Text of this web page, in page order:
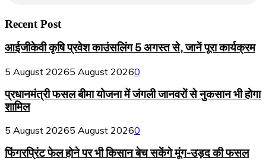
Recent Post
आईजीकेवी कृषि प्रवेश काउंसलिंग 5 अगस्त से, जानें पूरा कार्यक्रम
5 August 20265 August 20260
प्रधानमंत्री फसल बीमा योजना में जंगली जानवरों से नुकसान भी होगा
शामिल
5 August 20265 August 20260
फिंगरप्रिंट फेल होने पर भी किसान बेच सकेंगे मूंग-उड़द की फसल